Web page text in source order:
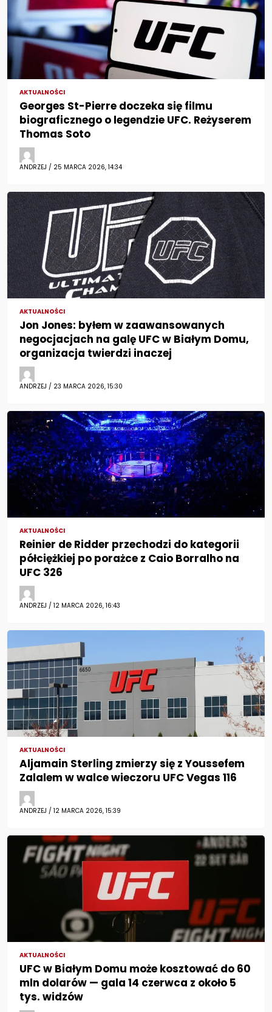
AKTUALNOŚCI
Georges St-Pierre doczeka się filmu
biograficznego o legendzie UFC. Reżyserem
Thomas Soto
ANDRZEJ / 25 MARCA 2026, 14:34
AKTUALNOŚCI
Jon Jones: byłem w zaawansowanych
negocjacjach na galę UFC w Białym Domu,
organizacja twierdzi inaczej
ANDRZEJ / 23 MARCA 2026, 15:30
AKTUALNOŚCI
Reinier de Ridder przechodzi do kategorii
półciężkiej po porażce z Caio Borralho na
UFC 326
ANDRZEJ / 12 MARCA 2026, 16:43
AKTUALNOŚCI
Aljamain Sterling zmierzy się z Youssefem
Zalalem w walce wieczoru UFC Vegas 116
ANDRZEJ / 12 MARCA 2026, 15:39
AKTUALNOŚCI
UFC w Białym Domu może kosztować do 60
mln dolarów — gala 14 czerwca z około 5
tys. widzów